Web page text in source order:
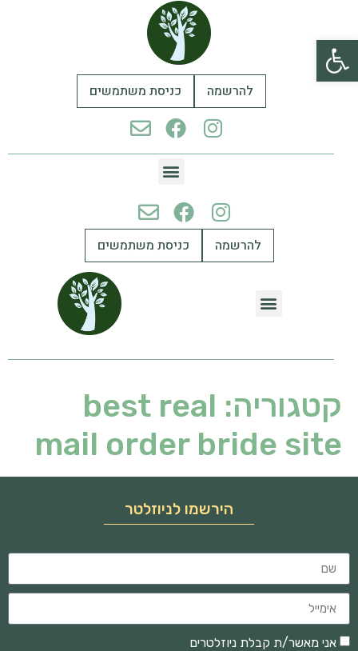
פתח סרגל נגישות
להרשמה כניסת משתמשים
להרשמה כניסת משתמשים
קטגוריה: best real
mail order bride site
הירשמו לניוזלטר
אני מאשר/ת קבלת ניוזלטרים